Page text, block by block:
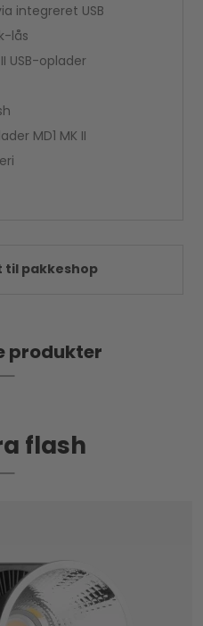
integreret USB
lås
USB-oplader
MD1 MK II
til pakkeshop
produkter
flash